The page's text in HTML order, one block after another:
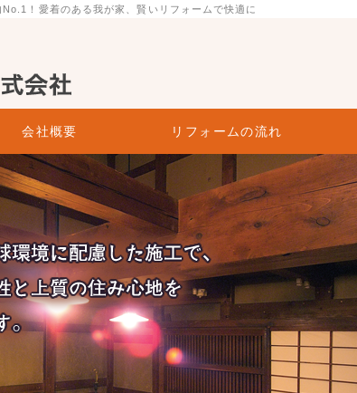
ウス株式会社
！愛着のある我が家、賢いリフォームで快適に
会社概要 リフォームの流れ